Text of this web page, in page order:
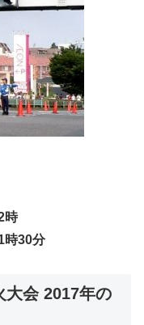
時
時30分
大会 2017年の